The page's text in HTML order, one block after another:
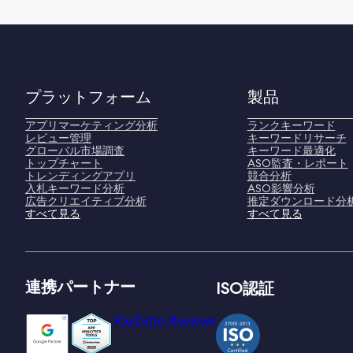
プラットフォーム
アプリマーケティング分析
レビュー管理
グローバル市場調査
トップチャート
トレンディングアプリ
入札キーワード分析
広告クリエイティブ分析
すべて見る
製品
ランクキーワード
キーワードリサーチ
キーワード最適化
ASO監査・レポート
競合分析
ASO影響分析
推定ダウンロード分
すべて見る
連携パートナー
FoxData Reviews
ISO認証